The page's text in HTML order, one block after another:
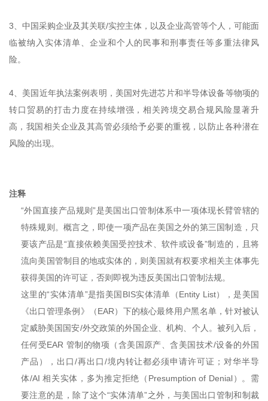
3、中国采购企业及其关联/实控主体，以及企业高管等个人，可能面
临被纳入实体清单、企业和个人的民事和刑事责任等多重法律风
险。
4、美国近年执法案例表明，美国对先进芯片和半导体设备等物项的
转口贸易的打击力度在持续增强，相关跨境交易合规风险显著升
高，我国相关企业及其高管必须给予必要的重视，以防止各种潜在
风险的出现。
注释
“外国直接产品规则”是美国出口管制体系中一项体现长臂管辖的
特殊规则。概言之，即使一项产品在美国之外的第三国制造，只
要该产品是“直接依赖美国受控技术、软件或设备”制造的，且将
流向美国管制目的地或实体的，则美国就有权要求相关主体事先
获得美国的许可证，否则即视为违反美国出口管制法规。
这里的“实体清单”是指美国BIS实体清单（Entity List），是美国
《出口管理条例》（EAR）下的核心最终用户黑名单，针对被认
定威胁美国国安/外交政策的外国企业、机构、个人。被列入后，
任何受EAR 管制的物项（含美国原产、含美国技术/设备的外国
产品），出口/再出口/境内转让都必须申请许可证；对华半导
体/AI 相关实体，多为推定拒绝（Presumption of Denial）。需
要注意的是，除了这个“实体清单”之外，与美国出口管制和制裁